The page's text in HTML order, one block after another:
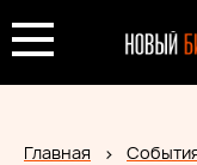
Главная